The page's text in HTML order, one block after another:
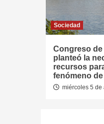
Sociedad
Congreso
planteó la
recursos
fenómeno
miércoles 5 de